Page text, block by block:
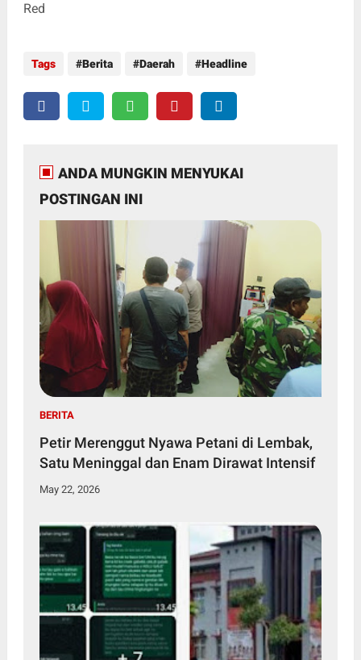
Red
Tags Berita Daerah Headline
ANDA MUNGKIN MENYUKAI
POSTINGAN INI
BERITA
Petir Merenggut Nyawa Petani di Lembak,
Satu Meninggal dan Enam Dirawat Intensif
May 22, 2026